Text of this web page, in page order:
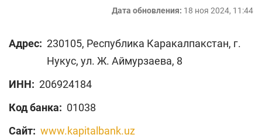
Дата обновления: 18 ноя 2024, 11:44
Адрес: 230105, Республика Каракалпакстан, г.
Нукус, ул. Ж. Аймурзаева, 8
ИНН: 206924184
Код банка: 01038
Сайт: www.kapitalbank.uz